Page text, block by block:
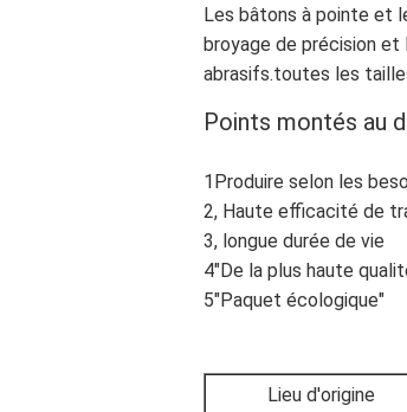
Les bâtons à pointe et
broyage de précision et
abrasifs.toutes les
Points montés au
1Produire selon les
2, Haute efficacité de
3, longue durée de vie
4"De la plus haute
5"Paquet écologique"
Lieu d'origine